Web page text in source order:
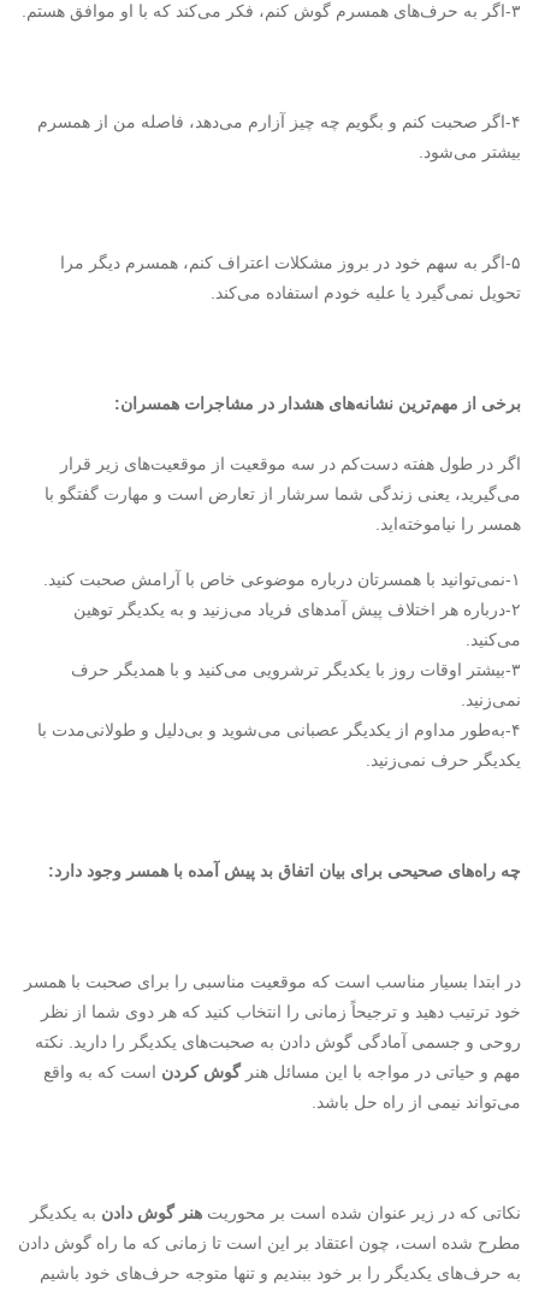
۳-اگر به حرف‌های همسرم گوش کنم، فکر می‌کند که با او موافق هستم.
۴-اگر صحبت کنم و بگویم چه چیز آزارم می‌دهد، فاصله من از همسرم
بیشتر می‌شود.
۵-اگر به سهم خود در بروز مشکلات اعتراف کنم، همسرم دیگر مرا
تحویل نمی‌گیرد یا علیه خودم استفاده می‌کند.
برخی از مهم‌ترین نشانه‌های هشدار در مشاجرات همسران:
اگر در طول هفته دست‌کم در سه موقعیت از موقعیت‌های زیر قرار
می‌گیرید، یعنی زندگی شما سرشار از تعارض است و مهارت گفتگو با
همسر را نیاموخته‌اید.
۱-نمی‌توانید با همسرتان درباره موضوعی خاص با آرامش صحبت کنید.
۲-درباره هر اختلاف پیش آمده­ای فریاد می‌زنید و به یکدیگر توهین
می‌کنید.
۳-بیشتر اوقات روز با یکدیگر ترش­رویی می‌کنید و با همدیگر حرف
نمی‌زنید.
۴-به‌طور مداوم از یکدیگر عصبانی می‌شوید و بی‌دلیل و طولانی‌مدت با
یکدیگر حرف نمی‌زنید.
چه راه‌های صحیحی برای بیان اتفاق بد پیش آمده با همسر وجود دارد:
در ابتدا بسیار مناسب است که موقعیت مناسبی را برای صحبت با همسر
خود ترتیب دهید و ترجیحاً زمانی را انتخاب کنید که هر دوی شما از نظر
روحی و جسمی آمادگی گوش دادن به صحبت‌های یکدیگر را دارید. نکته
مهم و حیاتی در مواجه با این مسائل هنرگوش کردن است که به واقع
می‌تواند نیمی از راه حل باشد.
نکاتی که در زیر عنوان شده است بر محوریت هنر گوش دادن به یکدیگر
مطرح شده است، چون اعتقاد بر این است تا زمانی که ما راه گوش دادن
به حرف‌های یکدیگر را بر خود ببندیم و تنها متوجه حرف‌های خود باشیم